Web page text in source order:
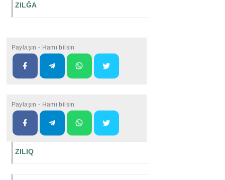
ZILĞA
Paylaşın - Hamı bilsin
Paylaşın - Hamı bilsin
ZILIQ